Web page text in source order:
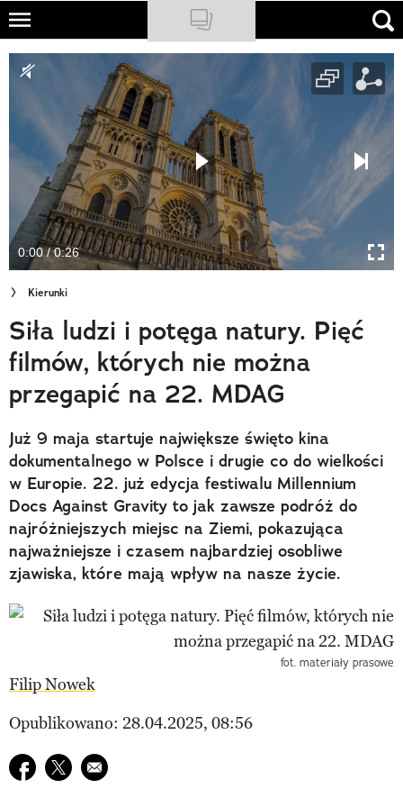
Skip
main
NATIONAL GEOGRAPHIC
PODCASTY
Sklep
Newsletter
Cuda Polski
Wielki Konkurs Fotograficzny
Trendbook Podróżniczy
Polecane
0:00 / 0:26
Kierunki
Siła ludzi i potęga natury. Pięć
filmów, których nie można
przegapić na 22. MDAG
Już 9 maja startuje największe święto kina
dokumentalnego w Polsce i drugie co do wielkości
w Europie. 22. już edycja festiwalu Millennium
Docs Against Gravity to jak zawsze podróż do
najróżniejszych miejsc na Ziemi, pokazująca
najważniejsze i czasem najbardziej osobliwe
zjawiska, które mają wpływ na nasze życie.
fot. materiały prasowe
Filip Nowek
Opublikowano: 28.04.2025, 08:56
Udostępnij na facebook
Udostępnij na twitter
E-mail do przyjaciela